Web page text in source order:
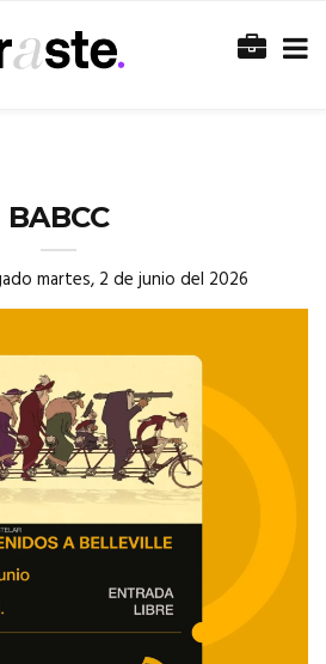
BABCC
martes, 2 de junio del 2026